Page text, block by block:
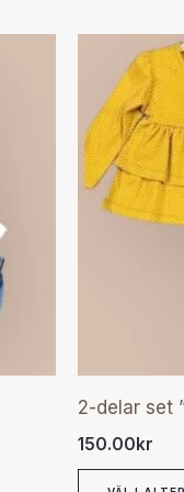
2-delar set
150.00kr